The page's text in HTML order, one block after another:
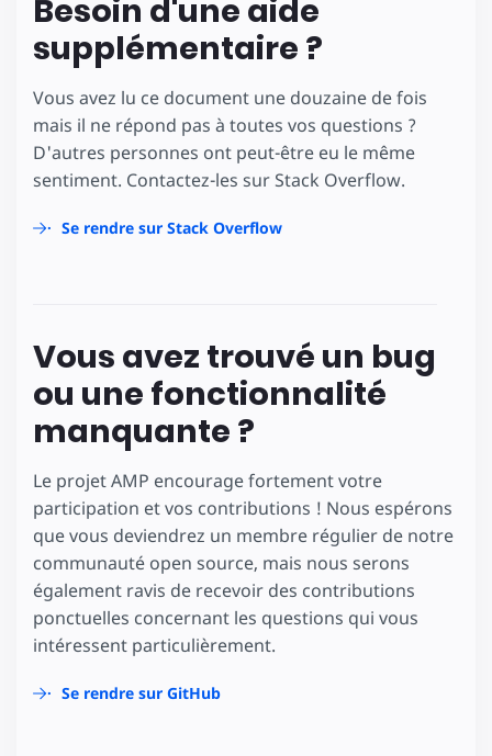
Besoin d'une aide
supplémentaire ?
Vous avez lu ce document une douzaine de fois
mais il ne répond pas à toutes vos questions ?
D'autres personnes ont peut-être eu le même
sentiment. Contactez-les sur Stack Overflow.
Se rendre sur Stack Overflow
Vous avez trouvé un bug
ou une fonctionnalité
manquante ?
Le projet AMP encourage fortement votre
participation et vos contributions ! Nous espérons
que vous deviendrez un membre régulier de notre
communauté open source, mais nous serons
également ravis de recevoir des contributions
ponctuelles concernant les questions qui vous
intéressent particulièrement.
Se rendre sur GitHub